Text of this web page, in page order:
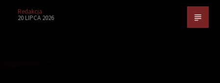
Redakcja
20 LIPCA 2026